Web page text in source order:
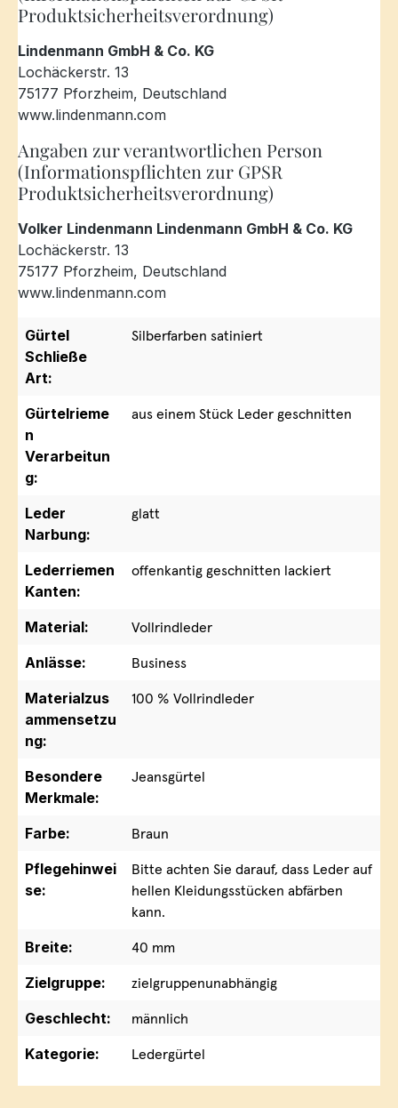
Produktsicherheitsverordnung)
Lindenmann GmbH & Co. KG
Lochäckerstr. 13
75177 Pforzheim, Deutschland
www.lindenmann.com
Angaben zur verantwortlichen Person
(Informationspflichten zur GPSR
Produktsicherheitsverordnung)
Volker Lindenmann Lindenmann GmbH & Co. KG
Lochäckerstr. 13
75177 Pforzheim, Deutschland
www.lindenmann.com
Gürtel
Schließe
Art:
Silberfarben satiniert
Gürtelrieme
n
Verarbeitun
g:
aus einem Stück Leder geschnitten
Leder
Narbung:
glatt
Lederriemen
Kanten:
offenkantig geschnitten lackiert
Material:
Vollrindleder
Anlässe:
Business
Materialzus
ammensetzu
ng:
100 % Vollrindleder
Besondere
Merkmale:
Jeansgürtel
Farbe:
Braun
Pflegehinwei
se:
Bitte achten Sie darauf, dass Leder auf
hellen Kleidungsstücken abfärben
kann.
Breite:
40 mm
Zielgruppe:
zielgruppenunabhängig
Geschlecht:
männlich
Kategorie:
Ledergürtel